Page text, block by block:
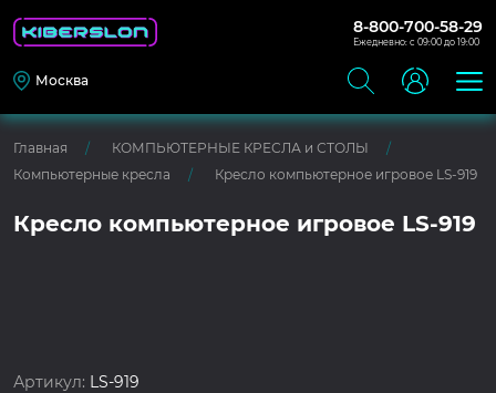
8-800-700-58-29
Ежедневно: с 09:00 до 19:00
Москва
Главная
КОМПЬЮТЕРНЫЕ КРЕСЛА и СТОЛЫ
Компьютерные кресла
Кресло компьютерное игровое LS-919
Кресло компьютерное игровое LS-919
Артикул: LS-919